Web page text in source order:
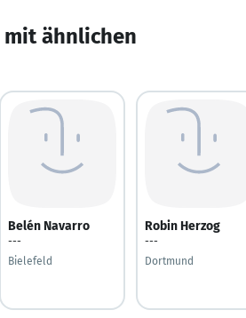
mit ähnlichen
Belén Navarro
---
Bielefeld
Robin Herzog
---
Dortmund